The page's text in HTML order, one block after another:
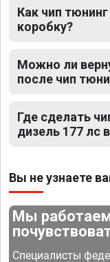
Как чип
коробку?
Можно ли
после чип
Где сделать
дизель 177 лс
Вы не узнаете
Мы
Специалисты